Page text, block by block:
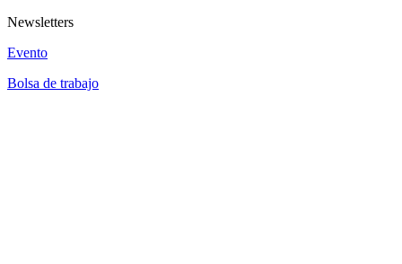
Newsletters
Evento
Bolsa de trabajo